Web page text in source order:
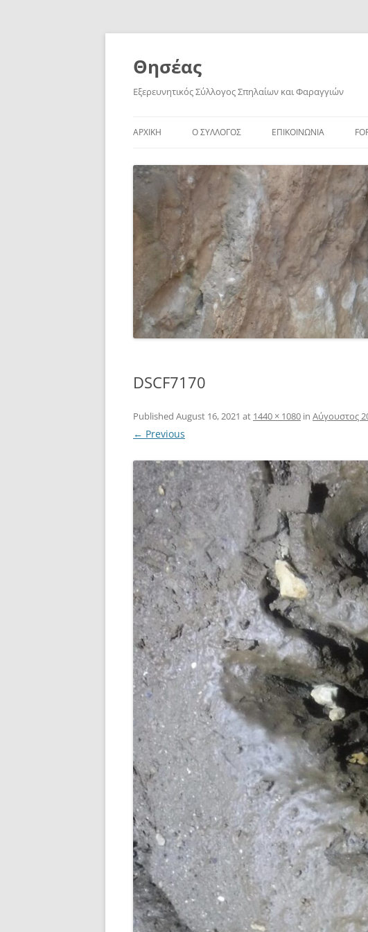
Skip
Θησέας
Εξερευνητικός Σύλλογος Σπηλαίων και Φαραγγιών
ΑΡΧΙΚΗ Ο ΣΥΛΛΟΓΟΣ ΕΠΙΚΟΙΝΩΝΙΑ
DSCF7170
Published August 16, 2021 at 1440 × 1080 in Αύγουστος
← Previous